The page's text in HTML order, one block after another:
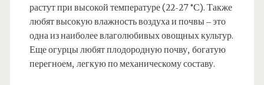
растут при высокой температуре (22-27 °С). Также
любят высокую влажность воздуха и почвы – это
одна из наиболее влаголюбивых овощных культур.
Еще огурцы любят плодородную почву, богатую
перегноем, легкую по механическому составу.